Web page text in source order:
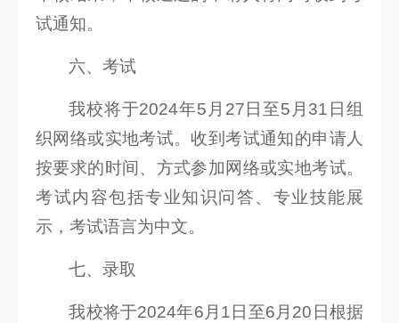
试通知。
六、考试
我校将于2024年5月27日至5月31日组
织网络或实地考试。收到考试通知的申请人
按要求的时间、方式参加网络或实地考试。
考试内容包括专业知识问答、专业技能展
示，考试语言为中文。
七、录取
我校将于2024年6月1日至6月20日根据